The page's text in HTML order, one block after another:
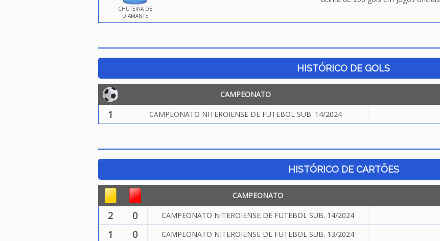
CHUTEIRA DE
DIAMANTE
HISTÓRICO DE GOLS
CAMPEONATO
1 CAMPEONATO NITEROIENSE DE FUTEBOL SUB. 14/2024
HISTÓRICO DE CARTÕES
CAMPEONATO
2 0 CAMPEONATO NITEROIENSE DE FUTEBOL SUB. 14/2024
1 0 CAMPEONATO NITEROIENSE DE FUTEBOL SUB. 13/2024